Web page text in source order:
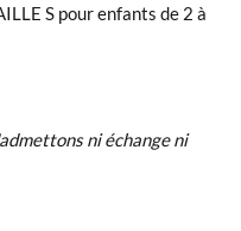
S pour enfants de 2 à
ni échange ni